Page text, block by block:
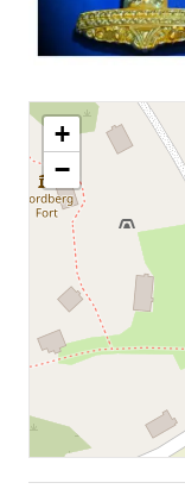
+
−